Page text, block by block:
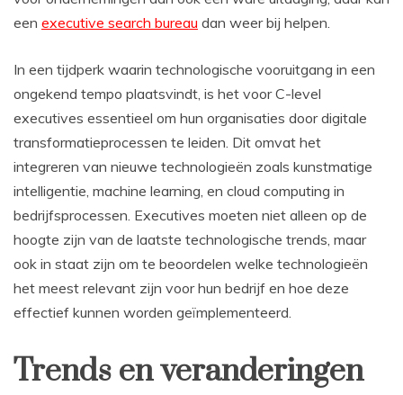
een executive search bureau dan weer bij helpen.
In een tijdperk waarin technologische vooruitgang in een
ongekend tempo plaatsvindt, is het voor C-level
executives essentieel om hun organisaties door digitale
transformatieprocessen te leiden. Dit omvat het
integreren van nieuwe technologieën zoals kunstmatige
intelligentie, machine learning, en cloud computing in
bedrijfsprocessen. Executives moeten niet alleen op de
hoogte zijn van de laatste technologische trends, maar
ook in staat zijn om te beoordelen welke technologieën
het meest relevant zijn voor hun bedrijf en hoe deze
effectief kunnen worden geïmplementeerd.
Trends en veranderingen